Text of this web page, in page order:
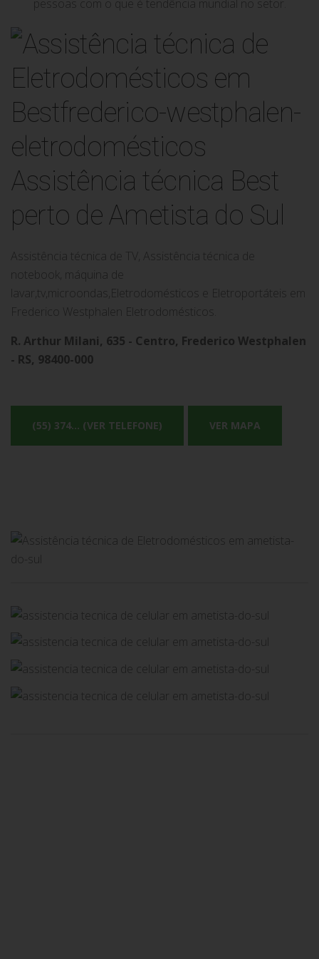
pessoas com o que é tendência mundial no setor.
Assistência técnica Best
perto de Ametista do Sul
Assistência técnica de TV, Assistência técnica de
notebook, máquina de
lavar,tv,microondas,Eletrodomésticos e Eletroportáteis em
Frederico Westphalen Eletrodomésticos.
R. Arthur Milani, 635 - Centro, Frederico Westphalen
- RS, 98400-000
(55) 374... (VER TELEFONE) VER MAPA